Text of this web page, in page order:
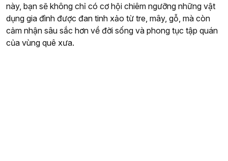
này, bạn sẽ không chỉ có cơ hội chiêm ngưỡng những vật
dụng gia đình được đan tinh xảo từ tre, mây, gỗ, mà còn
cảm nhận sâu sắc hơn về đời sống và phong tục tập quán
của vùng quê xưa.